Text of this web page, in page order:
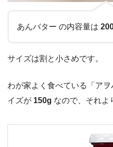
あんバター の内容量は
サイズは割と小さめです。
わが家よく食べている「ア
イズが 150g なので、それよ